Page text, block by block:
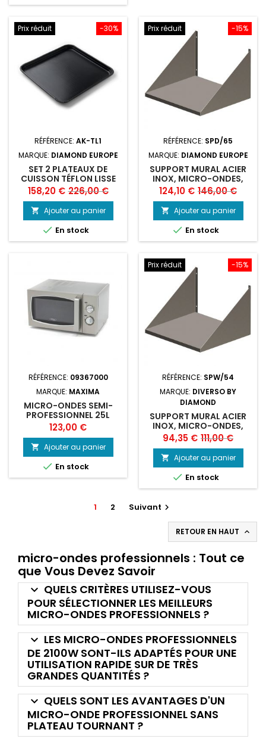
-30%
Prix réduit
RÉFÉRENCE: AK-TL1
MARQUE: DIAMOND EUROPE
SET 2 PLATEAUX DE
CUISSON TÉFLON LISSE
Prix
158,20 € Prix
de
base
226,00 €
 Ajouter au panier
 En stock
-15%
Prix réduit
RÉFÉRENCE: SPD/65
MARQUE: DIAMOND EUROPE
SUPPORT MURAL ACIER
INOX, MICRO-ONDES,
DIAMOND
Prix
124,10 € Prix
de
base
146,00 €
 Ajouter au panier
 En stock
RÉFÉRENCE: 09367000
MARQUE: MAXIMA
MICRO-ONDES SEMI-
PROFESSIONNEL 25L
900W
Prix
123,00 €
 Ajouter au panier
 En stock
-15%
Prix réduit
RÉFÉRENCE: SPW/54
MARQUE: DIVERSO BY
DIAMOND
SUPPORT MURAL ACIER
INOX, MICRO-ONDES,
DIVERSO
Prix
94,35 € Prix
de
base
111,00 €
 Ajouter au panier
 En stock
1 2 Suivant 
RETOUR EN HAUT 
micro-ondes professionnels : Tout ce
que Vous Devez Savoir
keyboard_arrow_down QUELS CRITÈRES UTILISEZ-VOUS
POUR SÉLECTIONNER LES MEILLEURS
MICRO-ONDES PROFESSIONNELS ?
keyboard_arrow_down LES MICRO-ONDES PROFESSIONNELS
DE 2100W SONT-ILS ADAPTÉS POUR UNE
UTILISATION RAPIDE SUR DE TRÈS
GRANDES QUANTITÉS ?
keyboard_arrow_down QUELS SONT LES AVANTAGES D'UN
MICRO-ONDE PROFESSIONNEL SANS
PLATEAU TOURNANT ?